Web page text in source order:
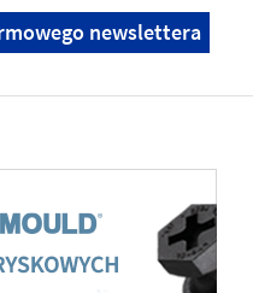
newslettera